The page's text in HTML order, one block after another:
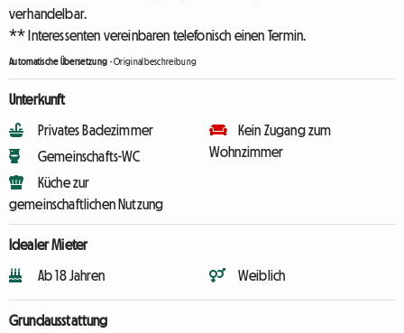
verhandelbar.
** Interessenten vereinbaren telefonisch einen Termin.
Automatische Übersetzung -Originalbeschreibung
Unterkunft
Privates Badezimmer
Gemeinschafts-WC
Küche zur
gemeinschaftlichen Nutzung
Kein Zugang zum
Wohnzimmer
Idealer Mieter
Ab 18 Jahren Weiblich
Grundausstattung